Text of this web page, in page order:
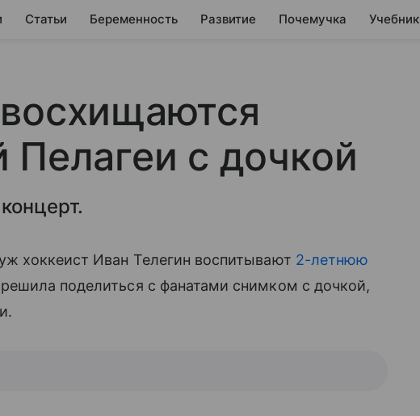
Статьи Беременность Развитие Почемучка Учебник
Пелагеи с дочкой
хоккеист Иван Телегин воспитывают 2-летнюю
поделиться с фанатами снимком с дочкой,